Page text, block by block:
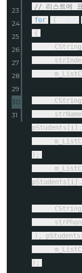
23
24
25
26
27
28
29
30
31
// 리스트에
for
(
{
);
),
);